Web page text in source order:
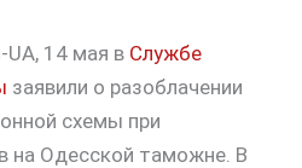
14 мая в Службе
заявили о разоблачении
схемы при
на Одесской таможне. В